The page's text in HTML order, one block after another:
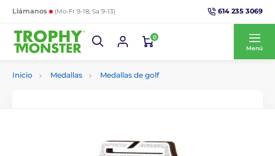
Llámanos (Mo-Fr 9-18, Sa 9-13) 614 235 3069
0
Menú
Inicio Medallas Medallas de golf